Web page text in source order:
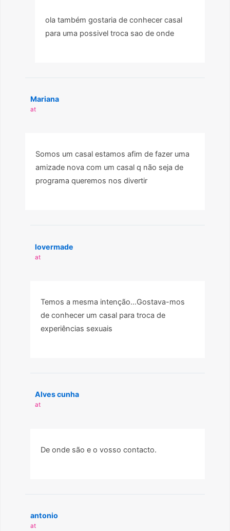
ola também gostaria de conhecer casal
para uma possivel troca sao de onde
Mariana
at
Somos um casal estamos afim de fazer uma
amizade nova com um casal q não seja de
programa queremos nos divertir
lovermade
at
Temos a mesma intenção…Gostava-mos
de conhecer um casal para troca de
experiências sexuais
Alves cunha
at
De onde são e o vosso contacto.
antonio
at